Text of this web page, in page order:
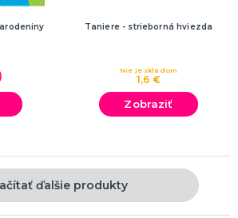
Taniere - strieborná hviezda
1,6 €
Nie je skladom
Zobraziť
ďalšie produkty